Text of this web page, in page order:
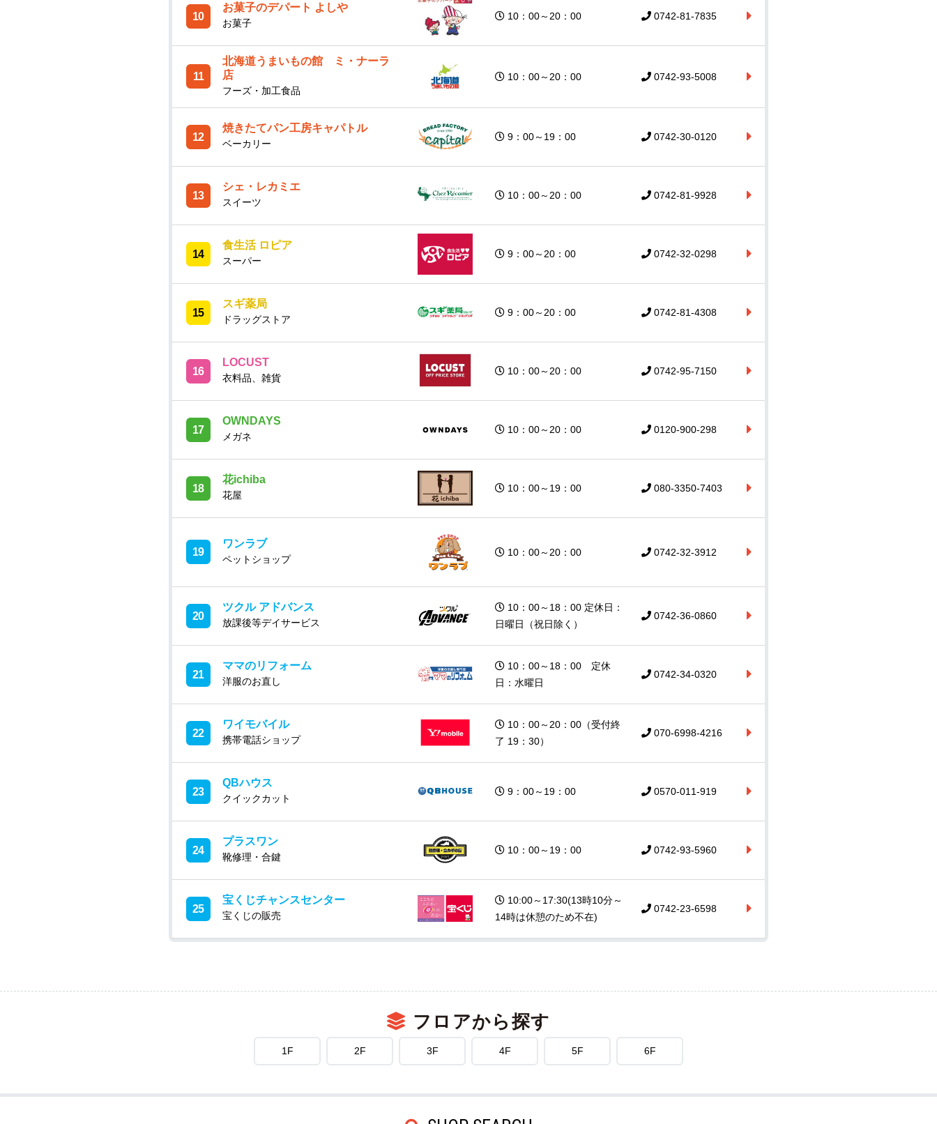
10
お菓子のデパート よしや
お菓子
10：00～20：00 0742-81-7835
11
北海道うまいもの館 ミ・ナーラ
店
フーズ・加工食品
10：00～20：00 0742-93-5008
12
焼きたてパン工房キャパトル
ベーカリー
9：00～19：00 0742-30-0120
13
シェ・レカミエ
スイーツ
10：00～20：00 0742-81-9928
14
食生活 ロピア
スーパー
9：00～20：00 0742-32-0298
15
スギ薬局
ドラッグストア
9：00～20：00 0742-81-4308
16
LOCUST
衣料品、雑貨
10：00～20：00 0742-95-7150
17
OWNDAYS
メガネ
10：00～20：00 0120-900-298
18
花ichiba
花屋
10：00～19：00 080-3350-7403
19
ワンラブ
ペットショップ
10：00～20：00 0742-32-3912
20
ツクル アドバンス
放課後等デイサービス
10：00～18：00 定休日：
日曜日（祝日除く）
0742-36-0860
21
ママのリフォーム
洋服のお直し
10：00～18：00 定休
日：水曜日
0742-34-0320
22
ワイモバイル
携帯電話ショップ
10：00～20：00（受付終
了 19：30）
070-6998-4216
23
QBハウス
クイックカット
9：00～19：00 0570-011-919
24
プラスワン
靴修理・合鍵
10：00～19：00 0742-93-5960
25
宝くじチャンスセンター
宝くじの販売
10:00～17:30(13時10分～
14時は休憩のため不在)
0742-23-6598
フロアから探す
1F 2F 3F 4F 5F 6F